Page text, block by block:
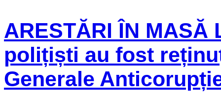
ARESTĂRI ÎN MASĂ
polițiști au fost
Generale